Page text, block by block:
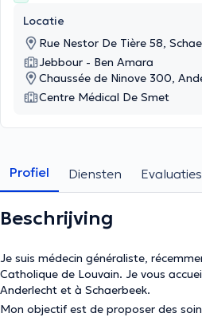
Locatie
Rue Nestor De Tière 58,
Jebbour - Ben Amara
Chaussée de Ninove 300,
Centre Médical De Smet
Profiel Diensten Evaluaties
Beschrijving
Je suis médecin généraliste,
Catholique de Louvain. Je vous
Anderlecht et à Schaerbeek.
Mon objectif est de proposer des